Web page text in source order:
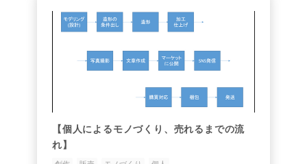
【個人によるモノづくり、売れるまでの流
れ】